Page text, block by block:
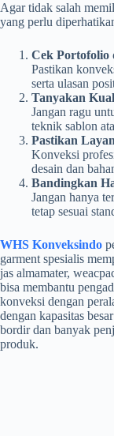
Agar tidak salah
yang perlu
Cek Portofolio
Pastikan
serta ulasan
Tanyakan
Jangan ragu
teknik sablon
Pastikan
Konveksi
desain dan
Bandingkan
Jangan hanya
tetap sesuai
WHS Konveksindo
garment spesialis
jas almamater,
bisa membantu
konveksi dengan
dengan kapasitas
bordir dan banyak
produk.